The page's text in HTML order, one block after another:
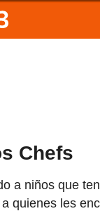
Chefs
a niños que
quienes les